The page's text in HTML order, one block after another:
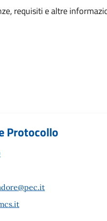
requisiti e altre
Protocollo